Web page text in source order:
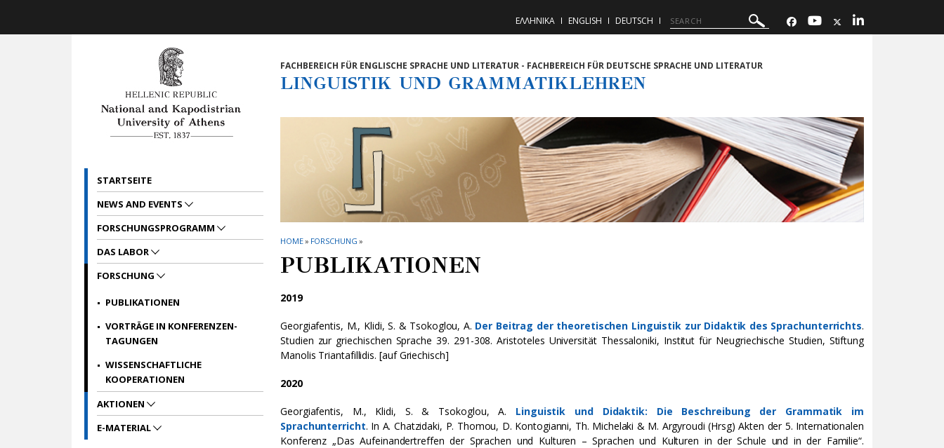
ΕΛΛΗΝΙΚΑ ENGLISH DEUTSCH
FACHBEREICH FÜR ENGLISCHE SPRACHE UND LITERATUR - FACHBEREICH FÜR DEUTSCHE SPRACHE UND LITERATUR
LINGUISTIK UND GRAMMATIKLEHREN
HOME» FORSCHUNG »
PUBLIKATIONEN
2019
Georgiafentis, M., Klidi, S. & Tsokoglou, Α. Der Beitrag der theoretischen Linguistik zur Didaktik des Sprachunterrichts.
Studien zur griechischen Sprache 39. 291-308. Aristoteles Universität Thessaloniki, Institut für Neugriechische Studien, Stiftung
Manolis Triantafillidis. [auf Griechisch]
2020
Georgiafentis, Μ., Κlidi, S. & Tsokoglou, Α. Linguistik und Didaktik: Die Beschreibung der Grammatik im
Sprachunterricht. In Α. Chatzidaki, P. Thomou, D. Kontogianni, Th. Michelaki & Μ. Argyroudi (Hrsg) Akten der 5. Internationalen
Konferenz „Das Aufeinandertreffen der Sprachen und Kulturen – Sprachen und Kulturen in der Schule und in der Familie“.
STARTSEITE
NEWS AND EVENTS
FORSCHUNGSPROGRAMM
DAS LABOR
FORSCHUNG
PUBLIKATIONEN
VORTRÄGE IN KONFERENZEN-
TAGUNGEN
WISSENSCHAFTLICHE
KOOPERATIONEN
AKTIONEN
E-MATERIAL